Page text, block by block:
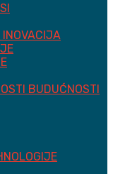
BUDUĆNOSTI